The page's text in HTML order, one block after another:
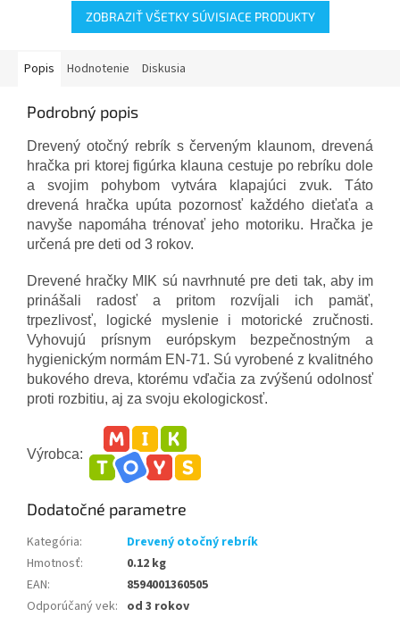
ZOBRAZIŤ VŠETKY SÚVISIACE PRODUKTY
Popis Hodnotenie Diskusia
Podrobný popis
Drevený otočný rebrík s červeným klaunom, drevená
hračka pri ktorej figúrka klauna cestuje po rebríku dole
a svojim pohybom vytvára klapajúci zvuk. Táto
drevená hračka upúta pozornosť každého dieťaťa a
navyše napomáha trénovať jeho motoriku. Hračka je
určená pre deti od 3 rokov.
Drevené hračky MIK sú navrhnuté pre deti tak, aby im
prinášali radosť a pritom rozvíjali ich pamäť,
trpezlivosť, logické myslenie i motorické zručnosti.
Vyhovujú prísnym európskym bezpečnostným a
hygienickým normám EN-71. Sú vyrobené z kvalitného
bukového dreva, ktorému vďačia za zvýšenú odolnosť
proti rozbitiu, aj za svoju ekologickosť.
Výrobca:
Dodatočné parametre
Kategória:
Drevený otočný rebrík
Hmotnosť:
0.12 kg
EAN:
8594001360505
Odporúčaný vek: od 3 rokov